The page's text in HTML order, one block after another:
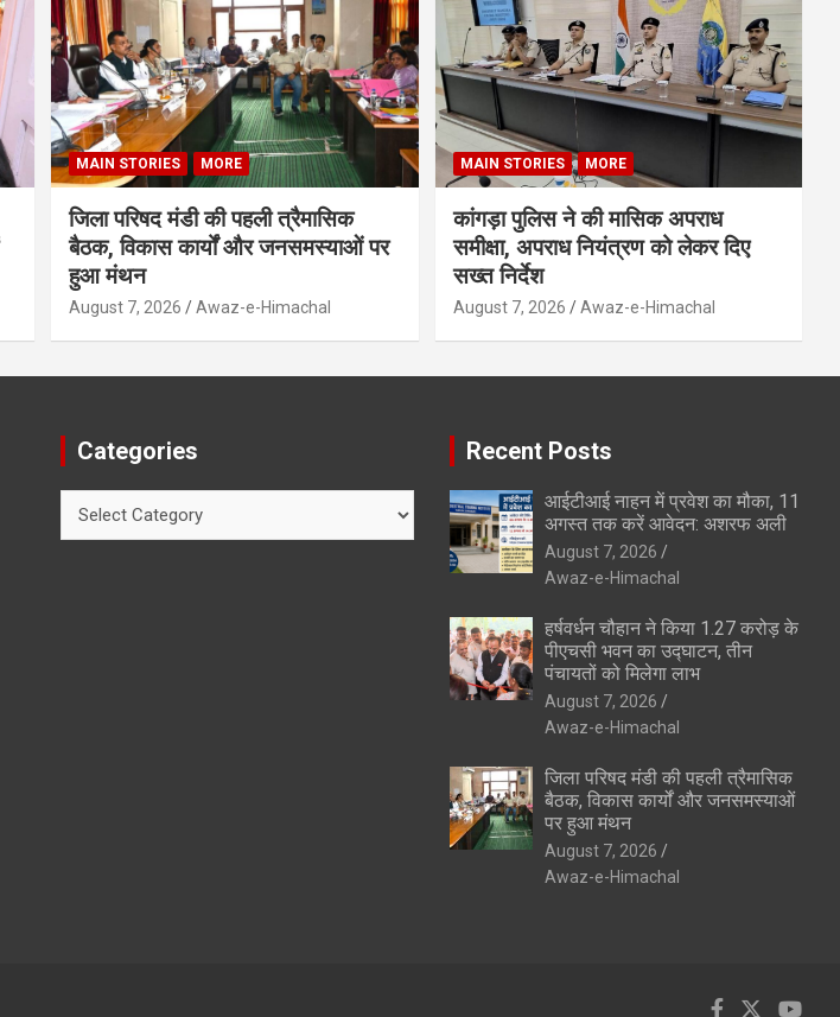
MAIN STORIES MORE
जिला परिषद मंडी की पहली त्रैमासिक
बैठक, विकास कार्यों और जनसमस्याओं पर
हुआ मंथन
August 7, 2026 Awaz-e-Himachal
MAIN STORIES MORE
कांगड़ा पुलिस ने की मासिक अपराध
समीक्षा, अपराध नियंत्रण को लेकर दिए
सख्त निर्देश
August 7, 2026 Awaz-e-Himachal
Categories Recent Posts
आईटीआई नाहन में प्रवेश का मौका, 11
अगस्त तक करें आवेदन: अशरफ अली
August 7, 2026
Awaz-e-Himachal
हर्षवर्धन चौहान ने किया 1.27 करोड़ के
पीएचसी भवन का उद्घाटन, तीन
पंचायतों को मिलेगा लाभ
August 7, 2026
Awaz-e-Himachal
जिला परिषद मंडी की पहली त्रैमासिक
बैठक, विकास कार्यों और जनसमस्याओं
पर हुआ मंथन
August 7, 2026
Awaz-e-Himachal